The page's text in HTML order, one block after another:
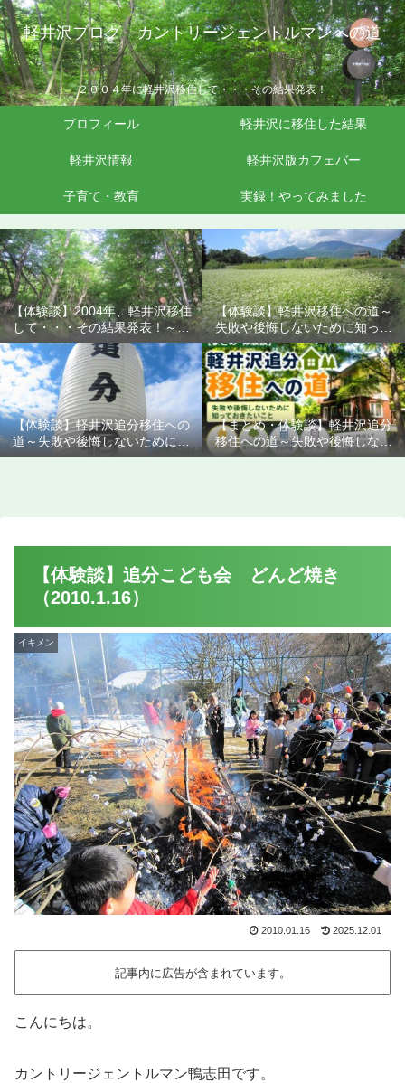
軽井沢ブログ カントリージェントルマンへの道
２００４年に軽井沢移住して・・・その結果発表！
プロフィール 軽井沢に移住した結果
軽井沢情報 軽井沢版カフェバー
子育て・教育 実録！やってみました
【体験談】2004年、軽井沢移住
して・・・その結果発表！～失
敗や後悔しないために知ってお
きたいこと
【体験談】軽井沢移住への道～
失敗や後悔しないために知って
おきたいこと
【体験談】軽井沢追分移住への
道～失敗や後悔しないために知
っておきたいこと
【まとめ・体験談】軽井沢追分
移住への道～失敗や後悔しない
ために知っておきたいこと
【体験談】追分こども会 どんど焼き
（2010.1.16）
イキメン
2010.01.16 2025.12.01
記事内に広告が含まれています。
こんにちは。
カントリージェントルマン鴨志田です。